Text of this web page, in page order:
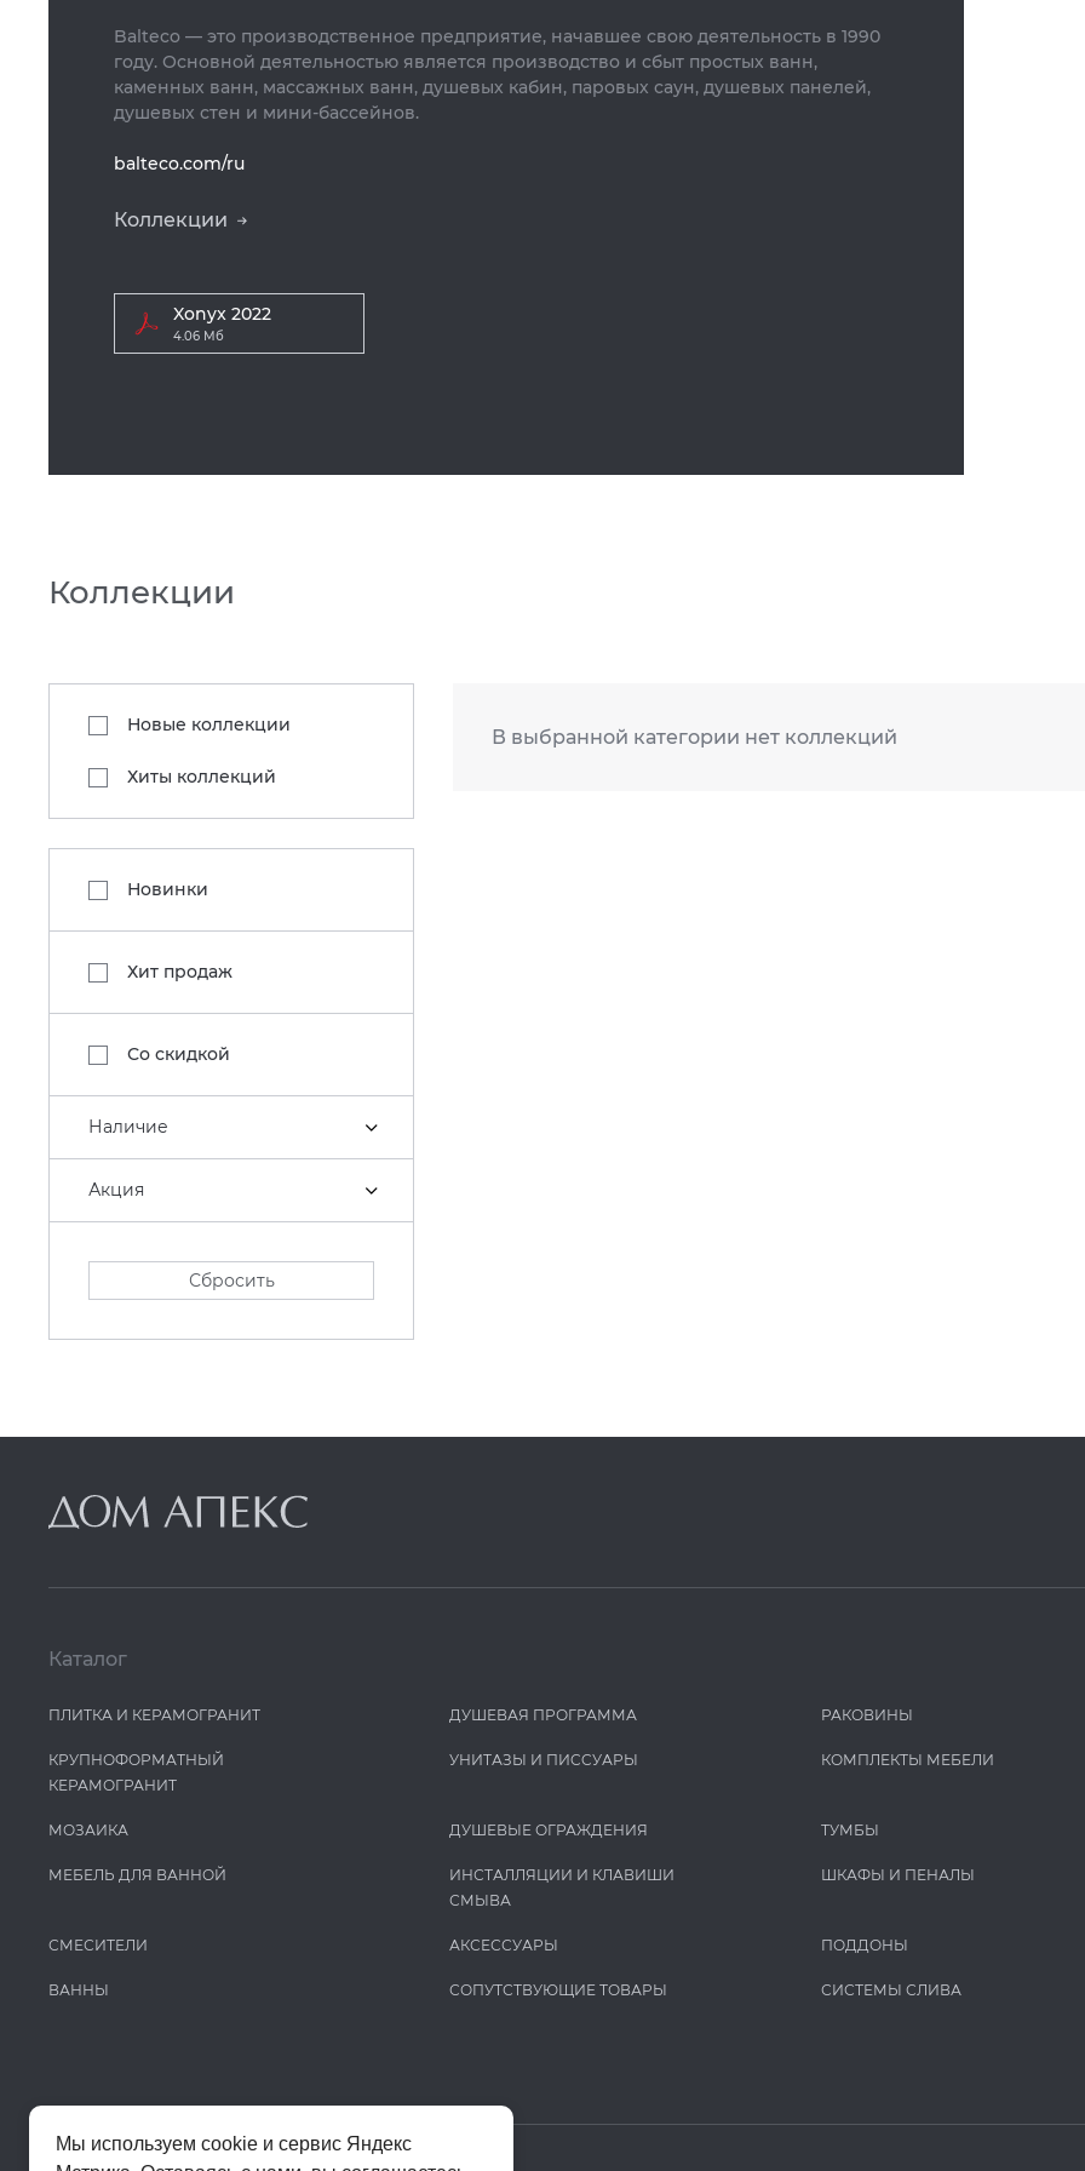
Balteco — это производственное предприятие, начавшее свою деятельность в 1990
году. Основной деятельностью является производство и сбыт простых ванн,
каменных ванн, массажных ванн, душевых кабин, паровых саун, душевых панелей,
душевых стен и мини-бассейнов.
balteco.com/ru
Коллекции
Xonyx 2022
4.06 Мб
Коллекции
Новые коллекции
Хиты коллекций
Новинки
Хит продаж
Со скидкой
Наличие
Акция
Сбросить
В выбранной категории нет коллекций
Каталог
ПЛИТКА И КЕРАМОГРАНИТ
КРУПНОФОРМАТНЫЙ
КЕРАМОГРАНИТ
МОЗАИКА
МЕБЕЛЬ ДЛЯ ВАННОЙ
СМЕСИТЕЛИ
ВАННЫ
ДУШЕВАЯ ПРОГРАММА
УНИТАЗЫ И ПИCCУАРЫ
ДУШЕВЫЕ ОГРАЖДЕНИЯ
ИНСТАЛЛЯЦИИ И КЛАВИШИ
СМЫВА
АКСЕССУАРЫ
СОПУТСТВУЮЩИЕ ТОВАРЫ
РАКОВИНЫ
КОМПЛЕКТЫ МЕБЕЛИ
ТУМБЫ
ШКАФЫ И ПЕНАЛЫ
ПОДДОНЫ
СИСТЕМЫ СЛИВА
Мы используем cookie и сервис Яндекс